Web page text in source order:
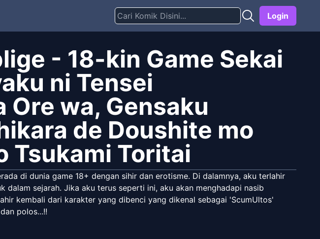
Login
- 18-kin Game Sekai
ni Tensei
wa, Gensaku
de Doushite mo
Tsukami Toritai
di dunia game 18+ dengan sihir dan erotisme. Di dalamnya, aku terlahir
dalam sejarah. Jika aku terus seperti ini, aku akan menghadapi nasib
kembali dari karakter yang dibenci yang dikenal sebagai 'ScumUltos'
polos...!!